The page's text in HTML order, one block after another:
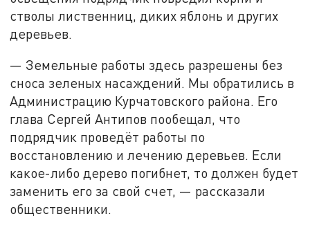
стволы лиственниц, диких яблонь и других
деревьев.
— Земельные работы здесь разрешены без
сноса зеленых насаждений. Мы обратились в
Администрацию Курчатовского района. Его
глава Сергей Антипов пообещал, что
подрядчик проведёт работы по
восстановлению и лечению деревьев. Если
какое-либо дерево погибнет, то должен будет
заменить его за свой счет, — рассказали
общественники.